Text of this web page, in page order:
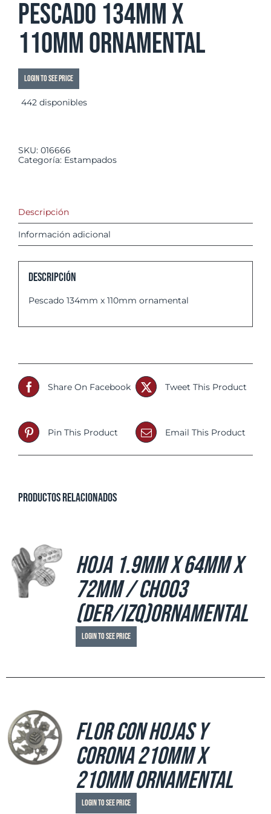
Pescado 134mm x
110mm ornamental
Login to see price
442 disponibles
SKU: 016666
Categoría: Estampados
Descripción
Información adicional
Descripción
Pescado 134mm x 110mm ornamental
Share On Facebook Tweet This Product
Pin This Product Email This Product
Productos relacionados
Hoja 1.9mm x 64mm x
72mm / CH003
(der/izq)ornamental
Login to see price
Flor con hojas y
corona 210mm x
210mm ornamental
Login to see price